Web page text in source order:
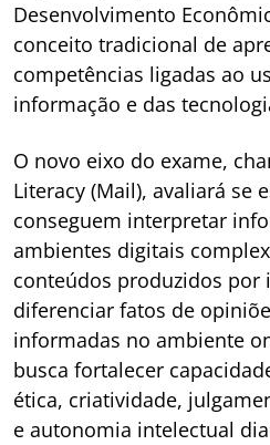
Desenvolvimento
conceito tradicional de
competências ligadas ao
informação e das
O novo eixo do exame,
Literacy (Mail), avaliará se
conseguem interpretar
ambientes digitais
conteúdos produzidos por
diferenciar fatos de
informadas no ambiente
busca fortalecer
ética, criatividade,
e autonomia intelectual